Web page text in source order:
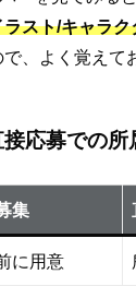
スト/キャラ
で、よく覚えて
応募での所
集
に用意